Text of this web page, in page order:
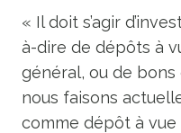
« Il doit s’agir
à-dire de dépôts à
général, ou de bons
nous faisons
comme dépôt à